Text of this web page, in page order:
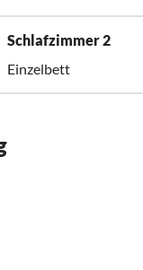
Schlafzimmer 2
Einzelbett